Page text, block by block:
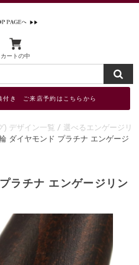
カートの中
付き ご来店予約はこちらから
) デザイン一覧
選べるエンゲージリ
ダイヤモンド プラチナ エンゲージ
ラチナ エンゲージリン